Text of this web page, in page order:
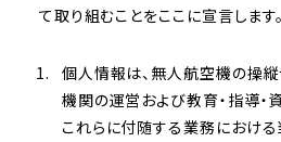
て取り組むことをここに宣言します。
個人情報は、無人航空機の操
機関の運営および教育・指導・
これらに付随する業務におけ